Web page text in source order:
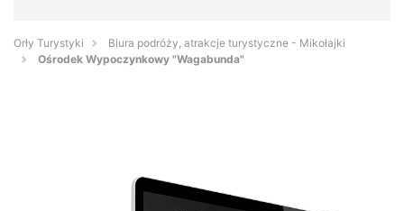
Orły Turystyki
Biura podróży, atrakcje turystyczne - Mikołajki
Ośrodek Wypoczynkowy "Wagabunda"